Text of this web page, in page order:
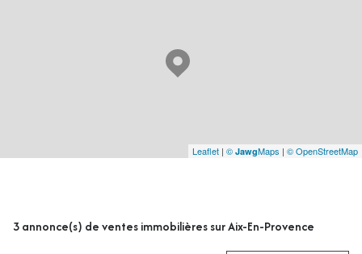
Leaflet | © JawgMaps | © OpenStreetMap
3annonce(s) de ventes immobilières sur Aix-En-Provence